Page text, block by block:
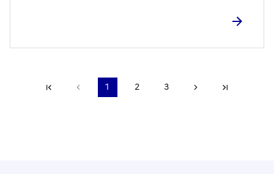
claire : renforcer durablement le niveau de sécurité
Première pagePage précédente
1 2 3 Page suivante